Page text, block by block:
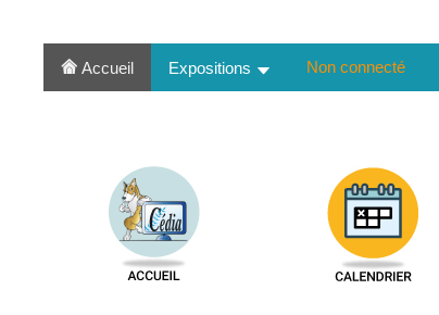
Accueil Expositions Non connecté